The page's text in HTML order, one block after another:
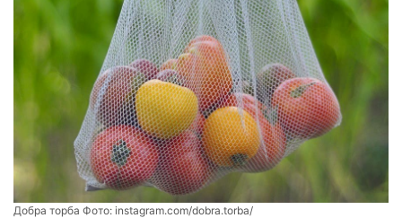
Добра торба Фото: instagram.com/dobra.torba/